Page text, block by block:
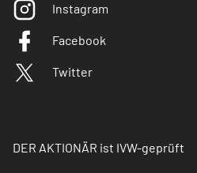
Instagram
Facebook
Twitter
DER AKTIONÄR ist IVW-geprüft